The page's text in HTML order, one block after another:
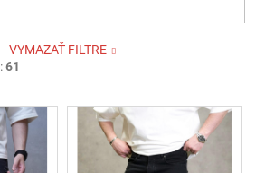
VYMAZAŤ FILTRE
61